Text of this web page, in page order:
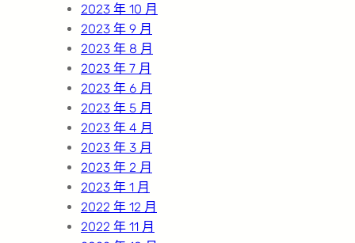
2023 年 10 月
2023 年 9 月
2023 年 8 月
2023 年 7 月
2023 年 6 月
2023 年 5 月
2023 年 4 月
2023 年 3 月
2023 年 2 月
2023 年 1 月
2022 年 12 月
2022 年 11 月